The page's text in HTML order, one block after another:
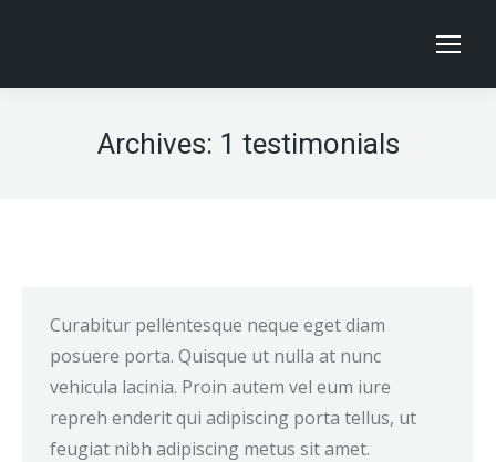
Archives: 1 testimonials
Curabitur pellentesque neque eget diam
posuere porta. Quisque ut nulla at nunc
vehicula lacinia. Proin autem vel eum iure
repreh enderit qui adipiscing porta tellus, ut
feugiat nibh adipiscing metus sit amet.